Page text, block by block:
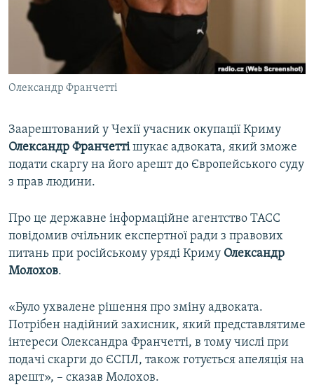
ВІДЕОУРОКИ «ELIFBE»
СВІДЧЕННЯ ОКУПАЦІЇ
УКРАЇНСЬКА ПРОБЛЕМА КРИМУ
ІНФОГРАФІКА
Русский
Qırımtatar
ДОЛУЧАЙСЯ!
Усі сайти RFE/RL
Олександр Франчетті
Заарештований у Чехії учасник окупації Криму
Олександр Франчеттішукає адвоката, який зможе
подати скаргу на його арешт до Європейського суду
з прав людини.
Про це державне інформаційне агентство ТАСС
повідомив очільник експертної ради з правових
питань при російському уряді Криму Олександр
Молохов.
«Було ухвалене рішення про зміну адвоката.
Потрібен надійний захисник, який представлятиме
інтереси Олександра Франчетті, в тому числі при
подачі скарги до ЄСПЛ, також готується апеляція на
арешт», – сказав Молохов.